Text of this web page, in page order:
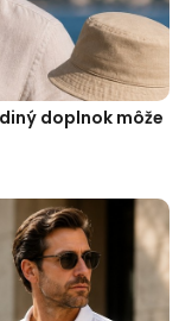
doplnok môže